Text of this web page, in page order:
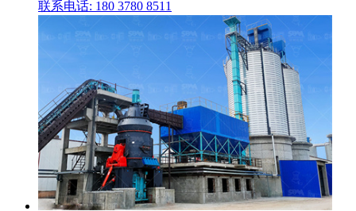
联系电话: 180 3780 8511